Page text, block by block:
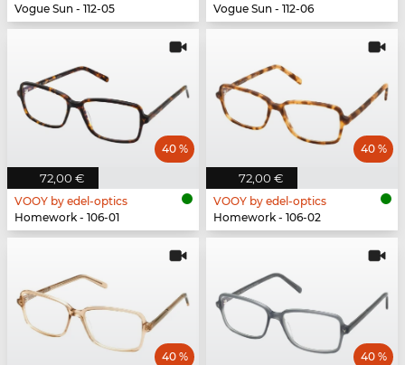
Vogue Sun - 112-05
Vogue Sun - 112-06
72,00 €
40 %
VOOY by edel-optics
Homework - 106-01
72,00 €
40 %
VOOY by edel-optics
Homework - 106-02
40 % 40 %